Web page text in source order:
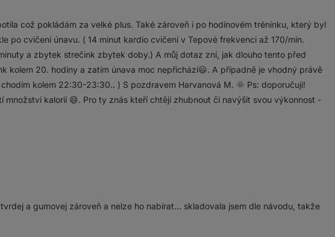
což pokládám za velké plus. Také zároveň i po hodinovém tréninku, který byl
po cvičení únavu. ( 14 minut kardio cvičení v Tepové frekvenci až 170/min.
a zbytek strečink zbytek doby.) A můj dotaz zní, jak dlouho tento před
kolem 20. hodiny a zatím únava moc nepřichází😃. A případně je vhodný právě
kolem 22:30-23:30.. ) S pozdravem Harvanová M. 🌞 Ps: doporučuji!
kalorií 😄. Pro ty znás kteří chtějí zhubnout či navýšit svou výkonnost -
a gumovej zároveň a nelze ho nabírat... skladovala jsem dle návodu, takže